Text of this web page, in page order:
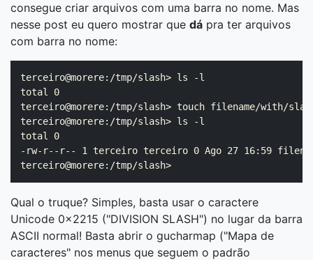
consegue criar arquivos com uma barra no nome. Mas
nesse post eu quero mostrar que dá pra ter arquivos
com barra no nome:
terceiro@morere:/tmp/slash> ls -l
total 0
terceiro@morere:/tmp/slash> touch
terceiro@morere:/tmp/slash> ls -l
total 0
-rw-r--r-- 1 terceiro terceiro 0 Ago 27 16:59
Qual o truque? Simples, basta usar o caractere
Unicode 0x2215 ("DIVISION SLASH") no lugar da barra
ASCII normal! Basta abrir o gucharmap ("Mapa de
caracteres" nos menus que seguem o padrão